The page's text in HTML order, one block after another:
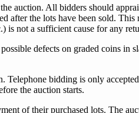
auction. All bidders should
after the lots have been sold.
not a sufficient cause for any
defects on graded coins in
Telephone bidding is only
the auction starts.
of their purchased lots. The